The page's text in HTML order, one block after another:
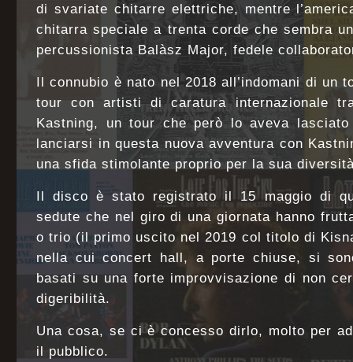
di svariate chitarre elettriche, mentre
chitarra speciale a trenta corde che sembra
percussionista Balàsz Major, fedele
Il connubio è nato nel 2018 all’indomani di un
tour con artisti di caratura internazionale
Kastning, un tour che però lo aveva
lanciarsi in questa nuova avventura con
una sfida stimolante proprio per la sua
Il disco è stato registrato il 15 maggio di
sedute che nel giro di una giornata hanno
o trio (il primo uscito nel 2019 col titolo di
nella cui concert hall, a porte chiuse, si
basati su una forte improvvisazione di non
digeribilità.
Una cosa, se ci è concesso dirlo, molto per
il pubblico.